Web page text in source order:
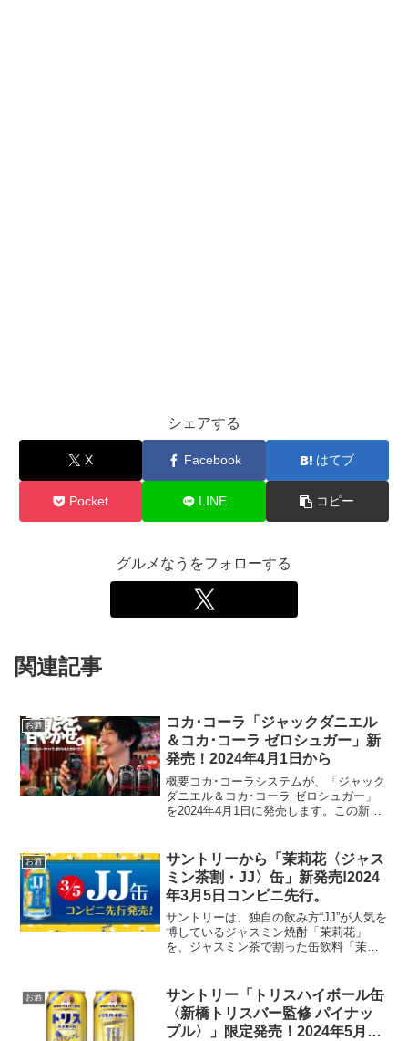
シェアする
X Facebook はてブ
Pocket LINE コピー
グルメなうをフォローする
関連記事
お酒
コカ･コーラ「ジャックダニエル
＆コカ･コーラ ゼロシュガー」新
発売！2024年4月1日から
概要コカ･コーラシステムが、「ジャック
ダニエル＆コカ･コーラ ゼロシュガー」
を2024年4月1日に発売します。この新商
「コカ･コーラ」のミックスドリンクの糖
類ゼロバージ...
お酒
サントリーから「茉莉花〈ジャス
ミン茶割・JJ〉缶」新発売!2024
年3月5日コンビニ先行。
サントリーは、独自の飲み方“JJ”が人気を
博しているジャスミン焼酎「茉莉花」
を、ジャスミン茶で割った缶飲料「茉莉
売し、全国発売は4月9日に行います。こ
の新商品は...
お酒
サントリー「トリスハイボール缶
〈新橋トリスバー監修 パイナッ
プル〉」限定発売！2024年5月7